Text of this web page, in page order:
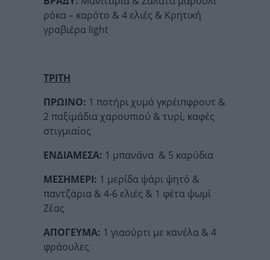
ρόκα – καρότο & 4 ελιές & Κρητική
γραβιέρα light
ΤΡΙΤΗ
ΠΡΩΙΝΟ: 1 ποτήρι χυμό γκρέιπφρουτ &
2 παξιμάδια χαρουπιού & τυρί, καφές
στιγμιαίος
ΕΝΔΙΑΜΕΣΑ: 1 μπανάνα & 5 καρύδια
ΜΕΣΗΜΕΡΙ: 1 μερίδα ψάρι ψητό &
παντζάρια & 4-6 ελιές & 1 φέτα ψωμί
Ζέας
ΑΠΟΓΕΥΜΑ: 1 γιαούρτι με κανέλα & 4
φράουλες